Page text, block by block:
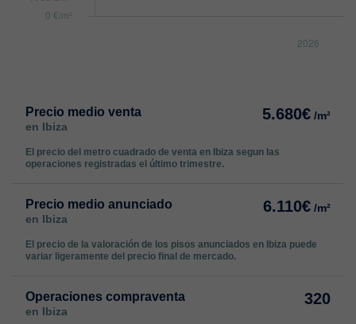
Precio medio venta
en Ibiza
5.680€ /m²
El precio del metro cuadrado de venta en Ibiza segun las
operaciones registradas el último trimestre.
Precio medio anunciado
en Ibiza
6.110€ /m²
El precio de la valoración de los pisos anunciados en Ibiza puede
variar ligeramente del precio final de mercado.
Operaciones compraventa
en Ibiza
320